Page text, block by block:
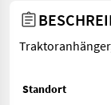
Standort